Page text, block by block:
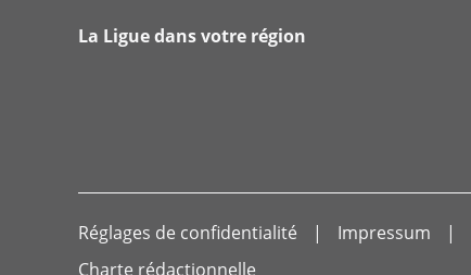
La Ligue dans votre région
Réglages de confidentialité Impressum
Charte rédactionnelle